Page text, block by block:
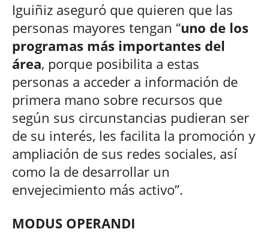
Iguiñiz aseguró que quieren que las
personas mayores tengan “uno de los
programas más importantes del
área, porque posibilita a estas
personas a acceder a información de
primera mano sobre recursos que
según sus circunstancias pudieran ser
de su interés, les facilita la promoción y
ampliación de sus redes sociales, así
como la de desarrollar un
envejecimiento más activo”.
MODUS OPERANDI